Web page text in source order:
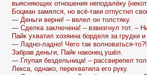
выясняющих отношения неподалёку
Боцман замялся, но всё-таки отпустил
— Деньги верни! – велел он толстяку.
— Сделка заключена! – взвизгнул тот. –
Пайк ухватил хозяина борделя за грудки
— Ладно-ладно! Чего так волноваться-
Забрав деньги, Пайк наконец ушёл.
— Глупая бездельница! – рассвирепел
Лекса, однако, перехватила его руку.